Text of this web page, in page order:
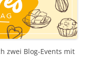
zwei Blog-Events mit